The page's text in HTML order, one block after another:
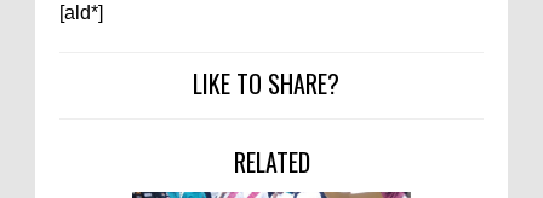
Landasan Utama
[ald*]
LIKE TO SHARE?
RELATED